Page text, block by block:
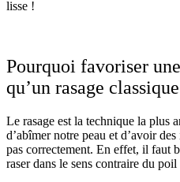
lisse !
Pourquoi favoriser
qu’un rasage
Le rasage est la technique la plus
d’abîmer notre peau et d’avoir
pas correctement. En effet, il faut
raser dans le sens contraire du